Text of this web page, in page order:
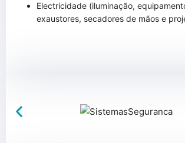
Electricidade (iluminação,
exaustores, secadores de mãos e